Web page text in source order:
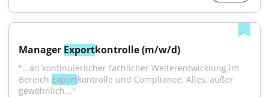
Manager Exportkontrolle (m/w/d)
"...an kontinuierlicher fachlicher Weiterentwicklung im
Bereich Export­kontrolle und Compliance. Alles, außer
gewöhnlich..."